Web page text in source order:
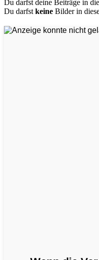
Du darfst deine Beiträge in
Du darfst keine Bilder in